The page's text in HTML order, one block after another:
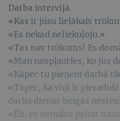
Darba intervijā.
«Kas ir jūsu lielākais
«Es nekad neliekuļoju.»
«Tas nav trūkums! Es
«Man nospļauties, ko jūs
«Kāpēc tu pieņem darbā
«Tāpēc, ka viņi ir
darba dienas beigās
«Eh, es nemāku pelnīt